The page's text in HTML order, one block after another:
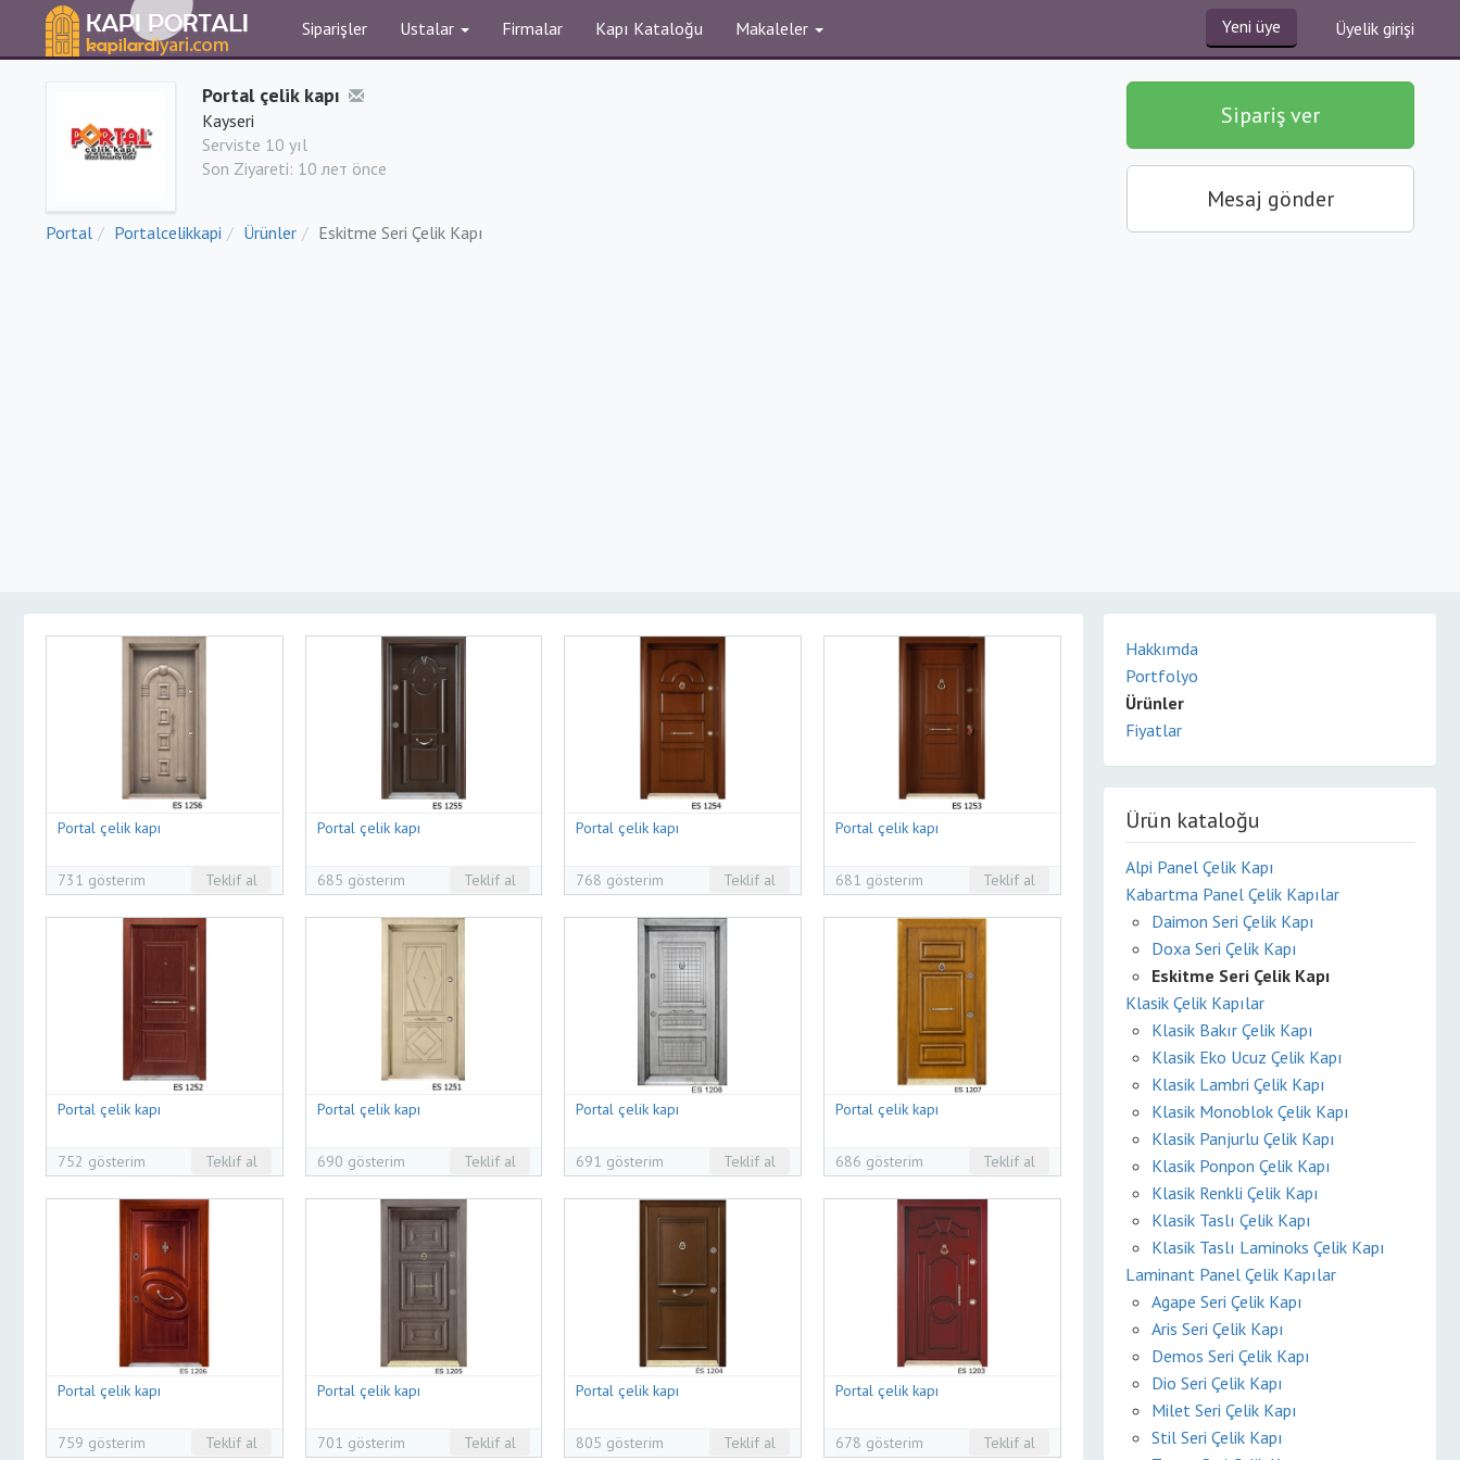
Siparişler Ustalar Firmalar Kapı Kataloğu Makaleler Yeni üye Üyelik girişi
Portal çelik kapı
Kayseri
Serviste 10 yıl
Son Ziyareti: 10 лет önce
Portal Portalcelikkapi Ürünler Eskitme Seri Çelik Kapı
Sipariş ver
Mesaj gönder
Portal çelik kapı
731 gösterim Teklif al
Portal çelik kapı
685 gösterim Teklif al
Portal çelik kapı
768 gösterim Teklif al
Portal çelik kapı
681 gösterim Teklif al
Portal çelik kapı
752 gösterim Teklif al
Portal çelik kapı
690 gösterim Teklif al
Portal çelik kapı
691 gösterim Teklif al
Portal çelik kapı
686 gösterim Teklif al
Portal çelik kapı
759 gösterim Teklif al
Portal çelik kapı
701 gösterim Teklif al
Portal çelik kapı
805 gösterim Teklif al
Portal çelik kapı
678 gösterim Teklif al
Hakkımda
Portfolyo
Ürünler
Fiyatlar
Ürün kataloğu
Alpi Panel Çelik Kapı
Kabartma Panel Çelik Kapılar
Daimon Seri Çelik Kapı
Doxa Seri Çelik Kapı
Eskitme Seri Çelik Kapı
Klasik Çelik Kapılar
Klasik Bakır Çelik Kapı
Klasik Eko Ucuz Çelik Kapı
Klasik Lambri Çelik Kapı
Klasik Monoblok Çelik Kapı
Klasik Panjurlu Çelik Kapı
Klasik Ponpon Çelik Kapı
Klasik Renkli Çelik Kapı
Klasik Taslı Çelik Kapı
Klasik Taslı Laminoks Çelik Kapı
Laminant Panel Çelik Kapılar
Agape Seri Çelik Kapı
Aris Seri Çelik Kapı
Demos Seri Çelik Kapı
Dio Seri Çelik Kapı
Milet Seri Çelik Kapı
Stil Seri Çelik Kapı